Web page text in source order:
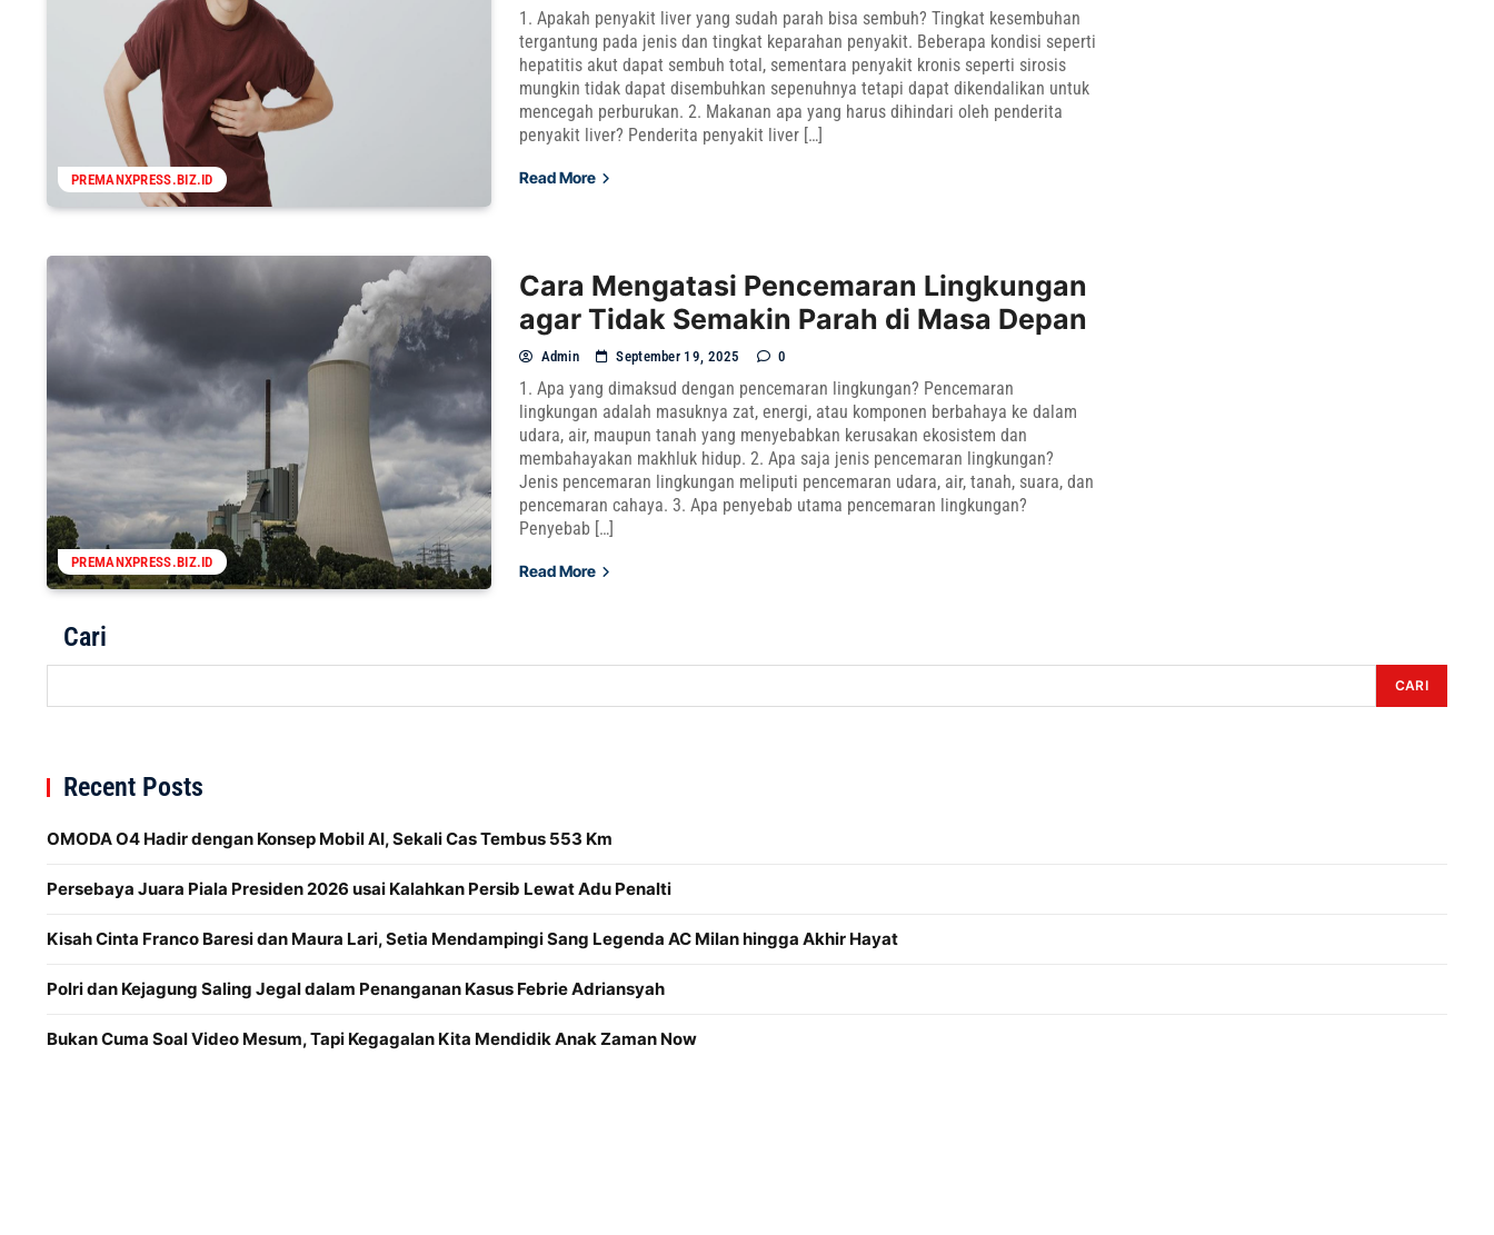
PREMANXPRESS.BIZ.ID
1. Apakah penyakit liver yang sudah parah bisa sembuh? Tingkat kesembuhan
tergantung pada jenis dan tingkat keparahan penyakit. Beberapa kondisi seperti
hepatitis akut dapat sembuh total, sementara penyakit kronis seperti sirosis
mungkin tidak dapat disembuhkan sepenuhnya tetapi dapat dikendalikan untuk
mencegah perburukan. 2. Makanan apa yang harus dihindari oleh penderita
penyakit liver? Penderita penyakit liver […]
Read More
PREMANXPRESS.BIZ.ID
Cara Mengatasi Pencemaran Lingkungan
agar Tidak Semakin Parah di Masa Depan
Admin September 19, 2025 0
1. Apa yang dimaksud dengan pencemaran lingkungan? Pencemaran
lingkungan adalah masuknya zat, energi, atau komponen berbahaya ke dalam
udara, air, maupun tanah yang menyebabkan kerusakan ekosistem dan
membahayakan makhluk hidup. 2. Apa saja jenis pencemaran lingkungan?
Jenis pencemaran lingkungan meliputi pencemaran udara, air, tanah, suara, dan
pencemaran cahaya. 3. Apa penyebab utama pencemaran lingkungan?
Penyebab […]
Read More
Cari
CARI
Recent Posts
OMODA O4 Hadir dengan Konsep Mobil AI, Sekali Cas Tembus 553 Km
Persebaya Juara Piala Presiden 2026 usai Kalahkan Persib Lewat Adu Penalti
Kisah Cinta Franco Baresi dan Maura Lari, Setia Mendampingi Sang Legenda AC Milan hingga Akhir Hayat
Polri dan Kejagung Saling Jegal dalam Penanganan Kasus Febrie Adriansyah
Bukan Cuma Soal Video Mesum, Tapi Kegagalan Kita Mendidik Anak Zaman Now